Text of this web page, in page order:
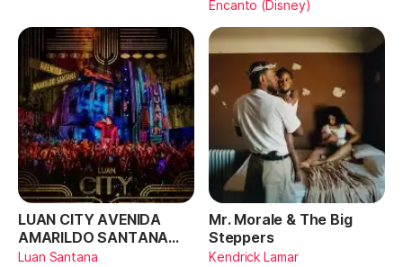
Encanto (Disney)
LUAN CITY AVENIDA
AMARILDO SANTANA
(Ao Vivo)
Luan Santana
Mr. Morale & The Big
Steppers
Kendrick Lamar